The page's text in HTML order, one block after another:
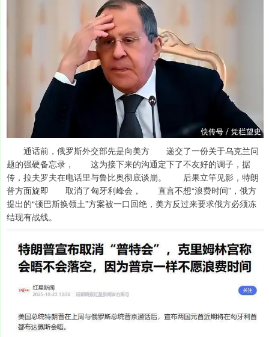
通话前，俄罗斯外交部先是向美方 递交了一份关于乌克兰问
题的强硬备忘录， 这为接下来的沟通定下了不友好的调子，据
传，拉夫罗夫在电话里与鲁比奥彻底谈崩。 后果立竿见影，特朗
普方面旋即 取消了匈牙利峰会， 直言不想“浪费时间”，俄方
提出的“顿巴斯换领土”方案被一口回绝，美方反过来要求俄方必须冻
结现有战线。